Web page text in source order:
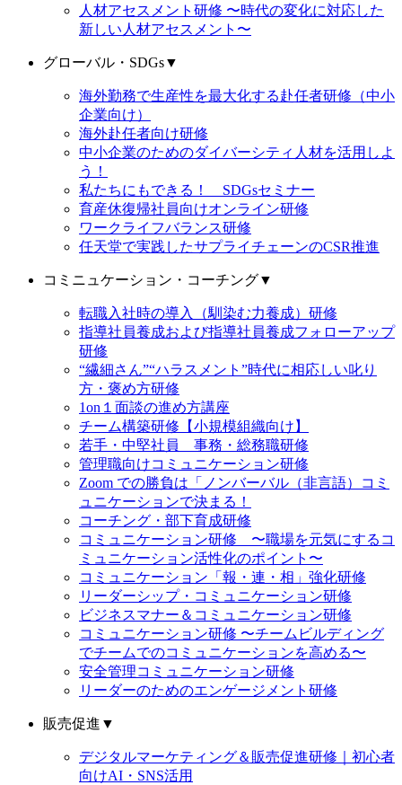
人材アセスメント研修 〜時代の変化に対応した
新しい人材アセスメント〜
グローバル・SDGs▼
海外勤務で生産性を最大化する赴任者研修（中小
企業向け）
海外赴任者向け研修
中小企業のためのダイバーシティ人材を活用しよ
う！
私たちにもできる！ SDGsセミナー
育産休復帰社員向けオンライン研修
ワークライフバランス研修
任天堂で実践したサプライチェーンのCSR推進
コミニュケーション・コーチング▼
転職入社時の導入（馴染む力養成）研修
指導社員養成および指導社員養成フォローアップ
研修
“繊細さん”“ハラスメント”時代に相応しい叱り
方・褒め方研修
1on１面談の進め方講座
チーム構築研修【小規模組織向け】
若手・中堅社員 事務・総務職研修
管理職向けコミュニケーション研修
Zoom での勝負は「ノンバーバル（非言語）コミ
ュニケーションで決まる！
コーチング・部下育成研修
コミュニケーション研修 〜職場を元気にするコ
ミュニケーション活性化のポイント〜
コミュニケーション「報・連・相」強化研修
リーダーシップ・コミュニケーション研修
ビジネスマナー＆コミュニケーション研修
コミュニケーション研修 〜チームビルディング
でチームでのコミュニケーションを高める〜
安全管理コミュニケーション研修
リーダーのためのエンゲージメント研修
販売促進 ▼
デジタルマーケティング＆販売促進研修｜初心者
向けAI・SNS活用